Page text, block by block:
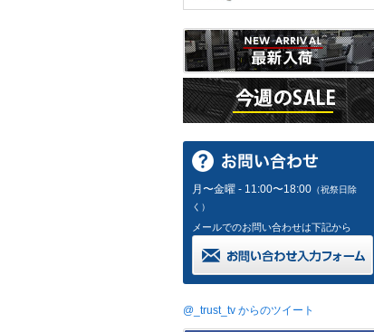
月〜金曜 - 11:00〜18:00 （祝祭日除
く）
メールでのお問い合わせは下記から
@_trust_tv からのツイート